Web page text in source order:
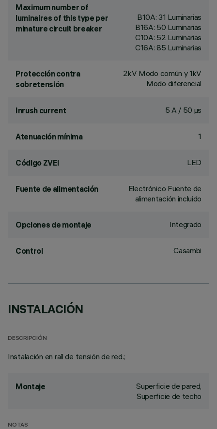
Maximum number of
luminaires of this type per
minature circuit breaker
B10A: 31 Luminarias
B16A: 50 Luminarias
C10A: 52 Luminarias
C16A: 85 Luminarias
Protección contra
sobretensión
2kV Modo común y 1kV
Modo diferencial
Inrush current 5 A / 50 µs
Atenuación mínima 1
Código ZVEI LED
Fuente de alimentación
Electrónico Fuente de
alimentación incluido
Opciones de montaje Integrado
Control Casambi
INSTALACIÓN
DESCRIPCIÓN
Instalación en raíl de tensión de red.;
Montaje
Superficie de pared,
Superficie de techo
NOTAS